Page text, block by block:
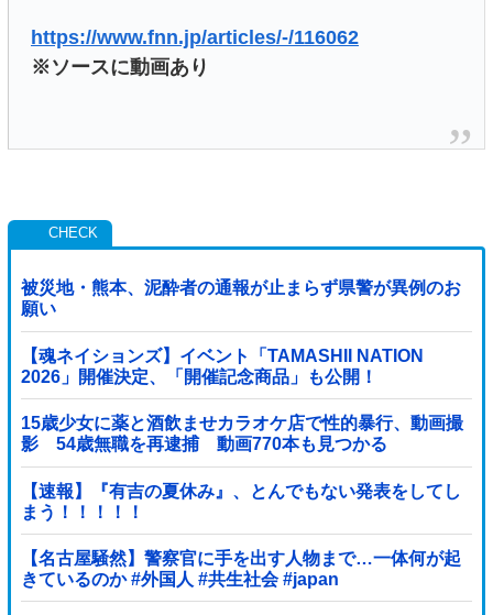
https://www.fnn.jp/articles/-/116062
※ソースに動画あり
被災地・熊本、泥酔者の通報が止まらず県警が異例のお
願い
【魂ネイションズ】イベント「TAMASHII NATION
2026」開催決定、「開催記念商品」も公開！
15歳少女に薬と酒飲ませカラオケ店で性的暴行、動画撮
影 54歳無職を再逮捕 動画770本も見つかる
【速報】『有吉の夏休み』、とんでもない発表をしてし
まう！！！！！
【名古屋騒然】警察官に手を出す人物まで…一体何が起
きているのか #外国人 #共生社会 #japan